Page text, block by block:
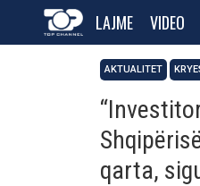
LAJME VIDEO
AKTUALITET
qarta,